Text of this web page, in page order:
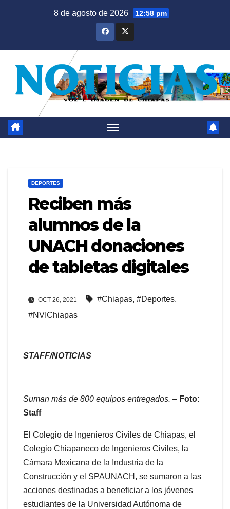
8 de agosto de 2026 12:58 pm
DEPORTES
Reciben más
alumnos de la
UNACH donaciones
de tabletas digitales
OCT 26, 2021 #Chiapas, #Deportes,
#NVIChiapas
STAFF/NOTICIAS
Suman más de 800 equipos entregados. – Foto:
Staff
El Colegio de Ingenieros Civiles de Chiapas, el
Colegio Chiapaneco de Ingenieros Civiles, la
Cámara Mexicana de la Industria de la
Construcción y el SPAUNACH, se sumaron a las
acciones destinadas a beneficiar a los jóvenes
estudiantes de la Universidad Autónoma de